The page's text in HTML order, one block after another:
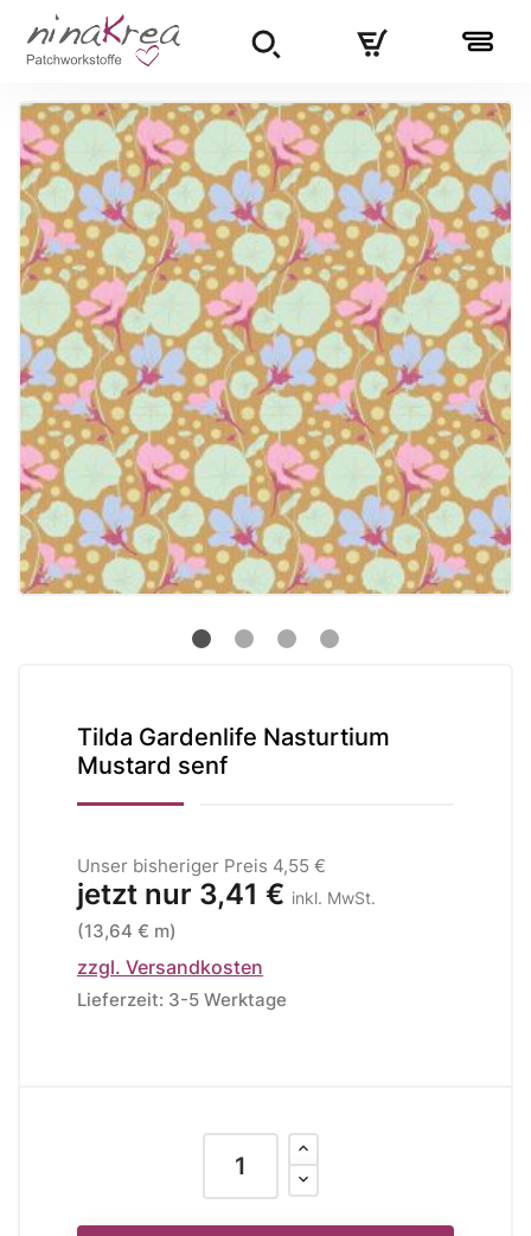
Tilda Gardenlife Nasturtium
Mustard senf
Unser bisheriger Preis 4,55 €
jetzt nur 3,41 € inkl. MwSt.
(13,64 € m)
zzgl. Versandkosten
Lieferzeit: 3-5 Werktage